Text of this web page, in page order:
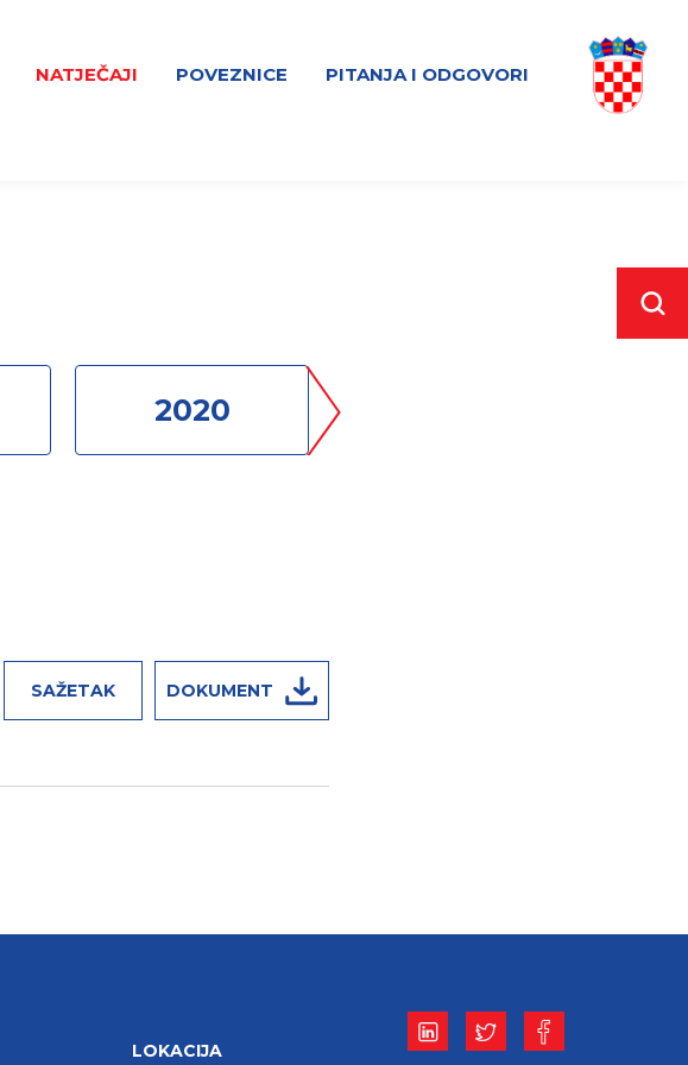
NATJEČAJI POVEZNICE PITANJA I ODGOVORI
2020
SAŽETAK DOKUMENT
LOKACIJA